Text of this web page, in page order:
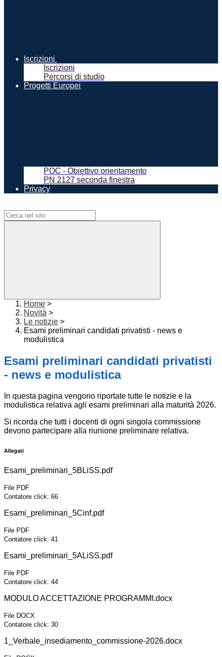
Iscrizioni
Iscrizioni
Percorsi di studio
Progetti Europei
POC - Obiettivo orientamento
PN 2127 seconda finestra
Privacy
Home >
Novità >
Le notizie >
Esami preliminari candidati privatisti - news e
modulistica
Esami preliminari candidati privatisti
- news e modulistica
In questa pagina vengono riportate tutte le notizie e la
modulistica relativa agli esami preliminari alla maturità 2026.
Si ricorda che tutti i docenti di ogni singola commissione
devono partecipare alla riunione preliminare relativa.
Allegati
Esami_preliminari_5BLiSS.pdf
File PDF
Contatore click: 66
Esami_preliminari_5Cinf.pdf
File PDF
Contatore click: 41
Esami_preliminari_5ALiSS.pdf
File PDF
Contatore click: 44
MODULO ACCETTAZIONE PROGRAMMI.docx
File DOCX
Contatore click: 30
1_Verbale_insediamento_commissione-2026.docx